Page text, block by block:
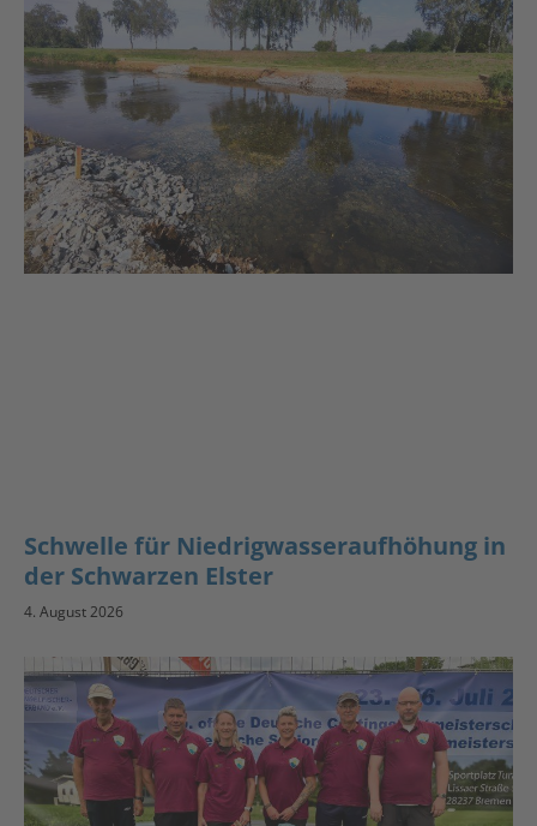
Schwelle für Niedrigwasseraufhöhung in
der Schwarzen Elster
4. August 2026